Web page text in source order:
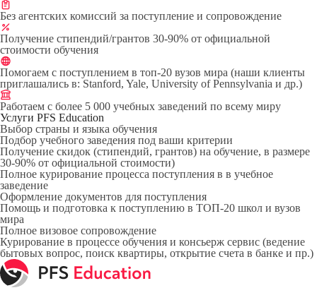
Без агентских комиссий за поступление и сопровождение
Получение стипендий/грантов 30-90% от официальной
стоимости обучения
Помогаем с поступлением в топ-20 вузов мира (наши клиенты
приглашались в: Stanford, Yale, University of Pennsylvania и др.)
Работаем с более 5 000 учебных заведений по всему миру
Услуги PFS Education
Выбор страны и языка обучения
Подбор учебного заведения под ваши критерии
Получение скидок (стипендий, грантов) на обучение, в размере
30-90% от официальной стоимости)
Полное курирование процесса поступления в в учебное
заведение
Оформление документов для поступления
Помощь и подготовка к поступлению в ТОП-20 школ и вузов
мира
Полное визовое сопровождение
Курирование в процессе обучения и консьерж сервис (ведение
бытовых вопрос, поиск квартиры, открытие счета в банке и пр.)